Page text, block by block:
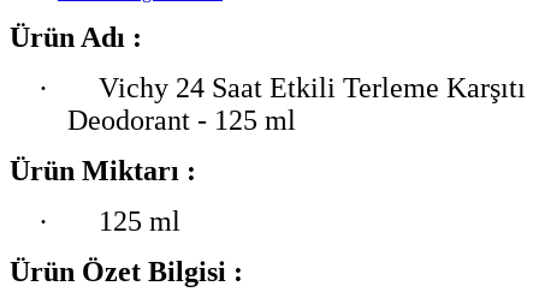
Ürün Adı :
·
Vichy 24 Saat Etkili Terleme Karşıtı
Deodorant - 125 ml
Ürün Miktarı :
·
125 ml
Ürün Özet Bilgisi :